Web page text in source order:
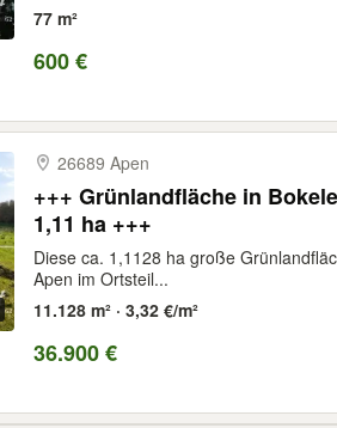
77 m²
600 €
26689 Apen
+++ Grünlandfläche in
1,11 ha +++
Diese ca. 1,1128 ha große
Apen im Ortsteil...
11.128 m² · 3,32 €/m²
36.900 €